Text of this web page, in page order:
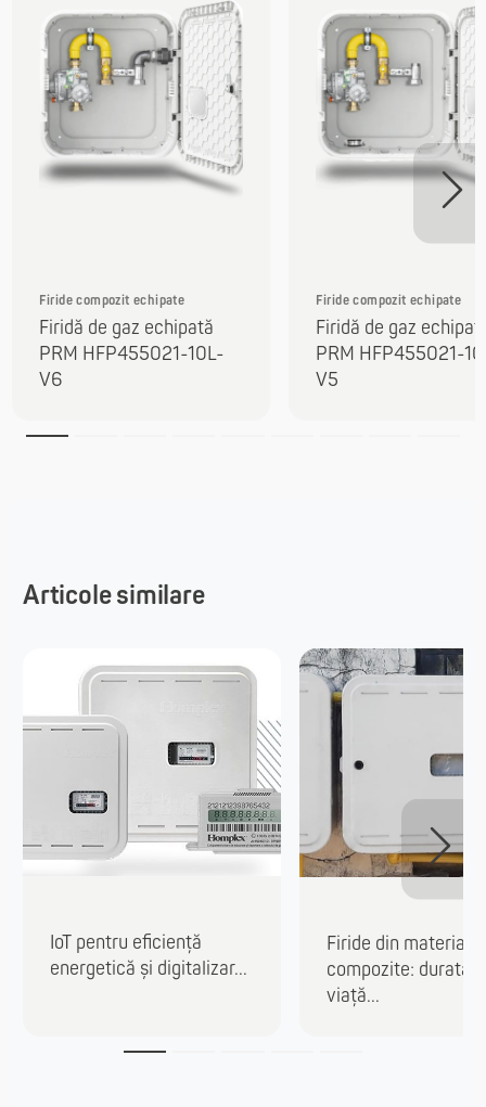
Firide compozit echipate
Firidă de gaz echipată
PRM HFP455021-10L-
V6
Firide compozit echipate
Firidă de gaz
PRM HFP455021-
V5
Articole similare
IoT pentru eficiență
energetică și digitalizar...
Firide din materiale
compozite: durată
viață...